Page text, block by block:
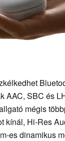
AAC, SBC és
mégis
kínál, Hi-Res
es dinamikus